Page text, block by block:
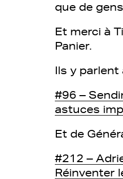
que de
Et merci à
Panier.
Ils y parlent
#96 –
astuces
Et de
#212 –
Réinventer